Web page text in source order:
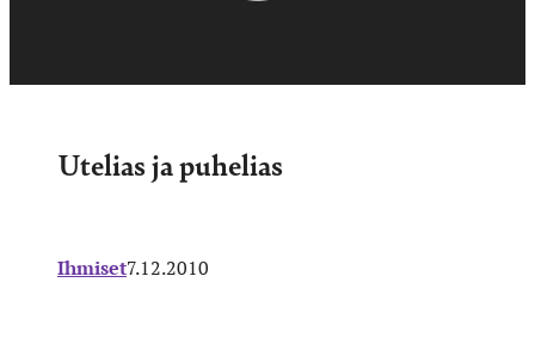
Utelias ja puhelias
Ihmiset7.12.2010